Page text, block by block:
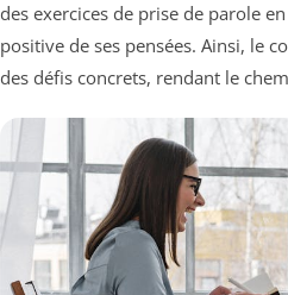
des exercices de prise de parole
positive de ses pensées. Ainsi, le
des défis concrets, rendant le